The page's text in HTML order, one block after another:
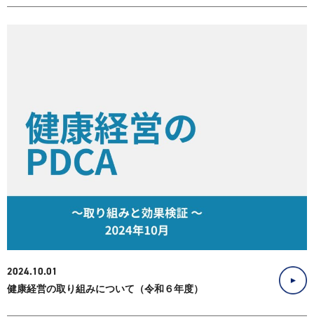
2024.10.01
健康経営の取り組みについて（令和６年度）